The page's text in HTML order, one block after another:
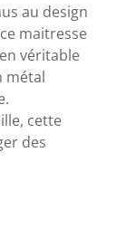
au design
maitresse
véritable
métal
cette
des